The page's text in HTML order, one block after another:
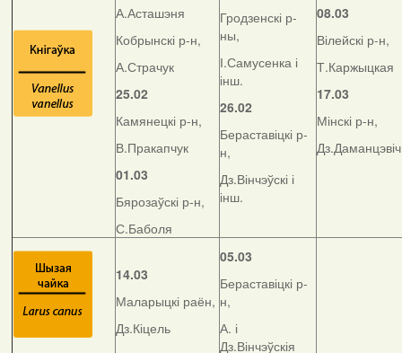
А.Асташэня
Кобрынскі р-н,
А.Страчук
25.02
Камянецкі р-н,
В.Пракапчук
01.03
Бярозаўскі р-н,
С.Баболя
Гродзенскі р-
ны,
І.Самусенка і
інш.
26.02
Бераставіцкі р-
н,
Дз.Вінчэўскі і
інш.
08.03
Вілейскі р-н,
Т.Каржыцкая
17.03
Мінскі р-н,
Дз.Даманцэвіч
14.03
Маларыцкі раён,
Дз.Кіцель
05.03
Бераставіцкі р-
н,
А. і
Дз.Вінчэўскія